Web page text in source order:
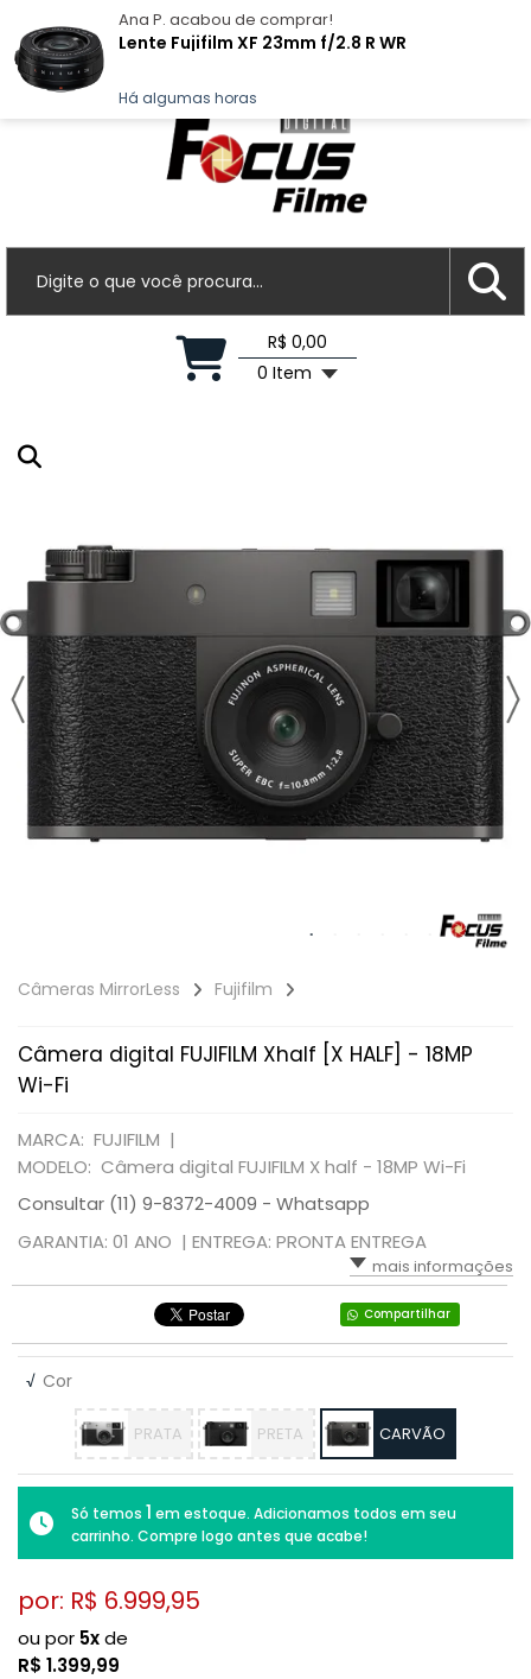
(11) 3819-8688
vendas@focusfilme.com.br
R$ 0,00
0 Item
Câmeras MirrorLess Fujifilm
Câmera digital FUJIFILM Xhalf [X HALF] - 18MP
Wi-Fi
MARCA: FUJIFILM |
MODELO: Câmera digital FUJIFILM X half - 18MP Wi-Fi
Consultar (11) 9-8372-4009 - Whatsapp
GARANTIA: 01 ANO | ENTREGA: PRONTA ENTREGA
mais informações
Compartilhar
√ Cor
PRATA PRETA CARVÃO
Só temos 1 em estoque. Adicionamos todos em seu
carrinho. Compre logo antes que acabe!
por: R$ 6.999,95
ou por 5xde
R$ 1.399,99
Ana P. acabou de comprar!
Lente Fujifilm XF 23mm f/2.8 R WR
Há algumas horas